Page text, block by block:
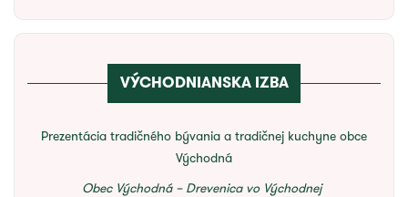
VÝCHODNIANSKA IZBA
Prezentácia tradičného bývania a tradičnej kuchyne obce
Východná
Obec Východná – Drevenica vo Východnej